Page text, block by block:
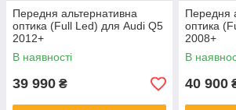
Передня альтернативна
оптика (Full Led) для Audi Q5
2012+
В наявності
39 990 ₴
Передня
оптика
2008+
В
40 900